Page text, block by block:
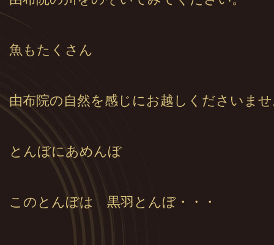
魚もたくさん
由布院の自然を感じにお越しくださいま
とんぼにあめんぼ
このとんぼは 黒羽とんぼ・・・